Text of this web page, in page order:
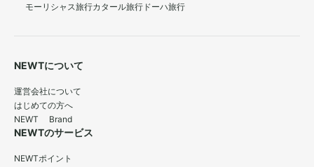
モーリシャス旅行カタール旅行 ドーハ旅行
NEWTについて
運営会社について
はじめての方へ
NEWT Brand
NEWTのサービス
NEWTポイント